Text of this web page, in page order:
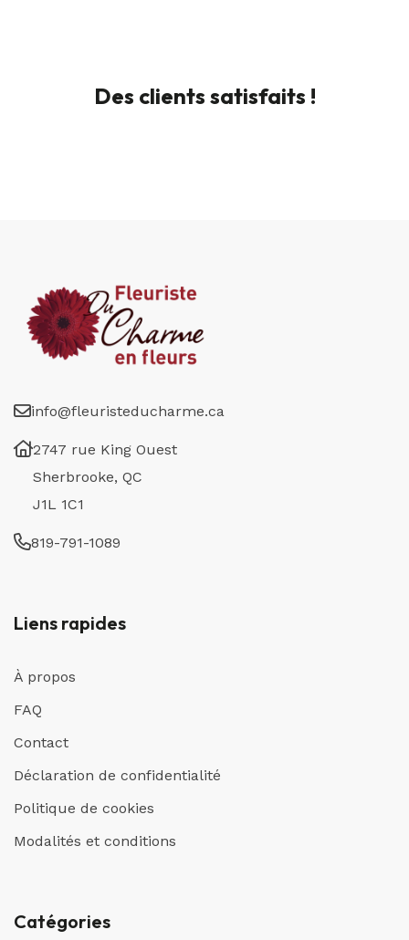
Des clients satisfaits !
info@fleuristeducharme.ca
2747 rue King Ouest
Sherbrooke, QC
J1L 1C1
819-791-1089
Liens rapides
À propos
FAQ
Contact
Déclaration de confidentialité
Politique de cookies
Modalités et conditions
Catégories